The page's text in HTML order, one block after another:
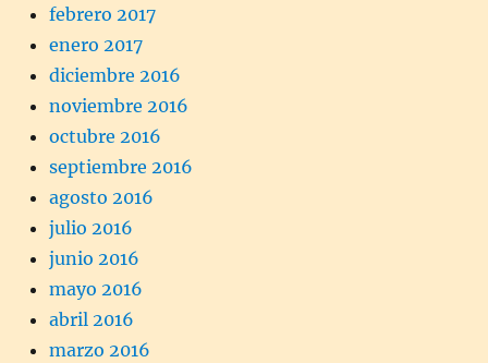
febrero 2017
enero 2017
diciembre 2016
noviembre 2016
octubre 2016
septiembre 2016
agosto 2016
julio 2016
junio 2016
mayo 2016
abril 2016
marzo 2016